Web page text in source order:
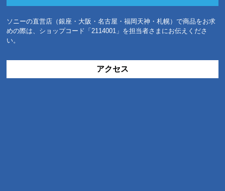
ソニーの直営店（銀座・大阪・名古屋・福岡天神・札幌）で商品をお求
めの際は、ショップコード「2114001」を担当者さまにお伝えくださ
い。
アクセス